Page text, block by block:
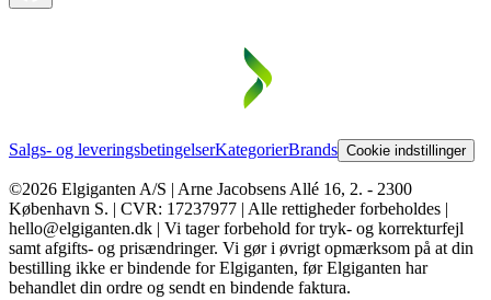
Salgs- og leveringsbetingelserKategorierBrands Cookie indstillinger
©2026 Elgiganten A/S | Arne Jacobsens Allé 16, 2. - 2300
København S. | CVR: 17237977 | Alle rettigheder forbeholdes |
hello@elgiganten.dk | Vi tager forbehold for tryk- og korrekturfejl
samt afgifts- og prisændringer. Vi gør i øvrigt opmærksom på at din
bestilling ikke er bindende for Elgiganten, før Elgiganten har
behandlet din ordre og sendt en bindende faktura.